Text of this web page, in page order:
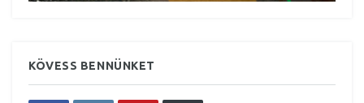
KÖVESS BENNÜNKET